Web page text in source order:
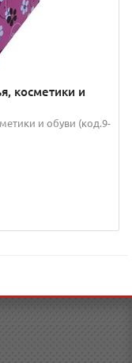
косметики и
и обуви (код.9-